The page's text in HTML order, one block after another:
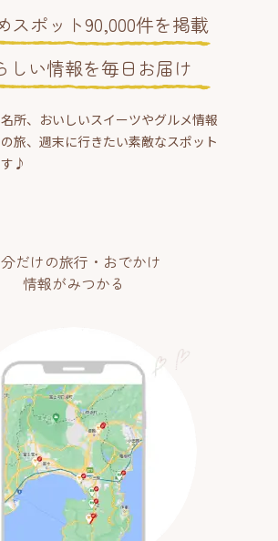
スポット90,000件を掲載
しい情報を毎日お届け
所、おいしいスイーツやグルメ情報
旅、週末に行きたい素敵なスポット
♪
だけの旅行・おでかけ
情報がみつかる